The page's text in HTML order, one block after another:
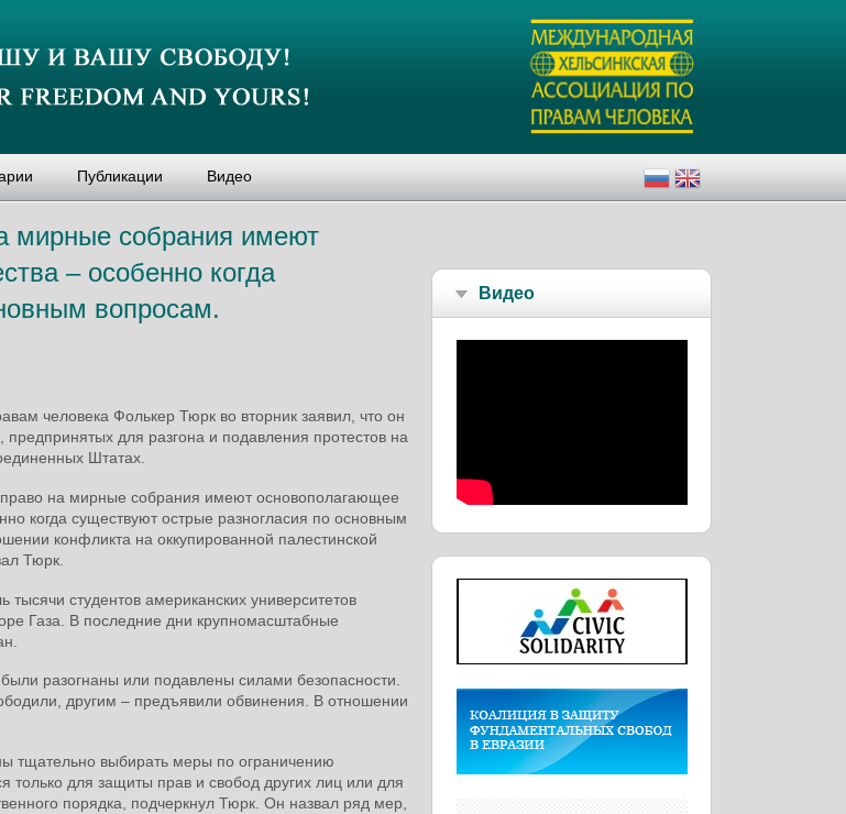
Публикации Видео
мирные собрания имеют
– особенно когда
вопросам.
человека Фолькер Тюрк во вторник заявил, что он
для разгона и подавления протестов на
Штатах.
на мирные собрания имеют основополагающее
когда существуют острые разногласия по основным
конфликта на оккупированной палестинской
Тюрк.
тысячи студентов американских университетов
Газа. В последние дни крупномасштабные
разогнаны или подавлены силами безопасности.
другим – предъявили обвинения. В отношении
тщательно выбирать меры по ограничению
только для защиты прав и свобод других лиц или для
порядка, подчеркнул Тюрк. Он назвал ряд мер,
Видео